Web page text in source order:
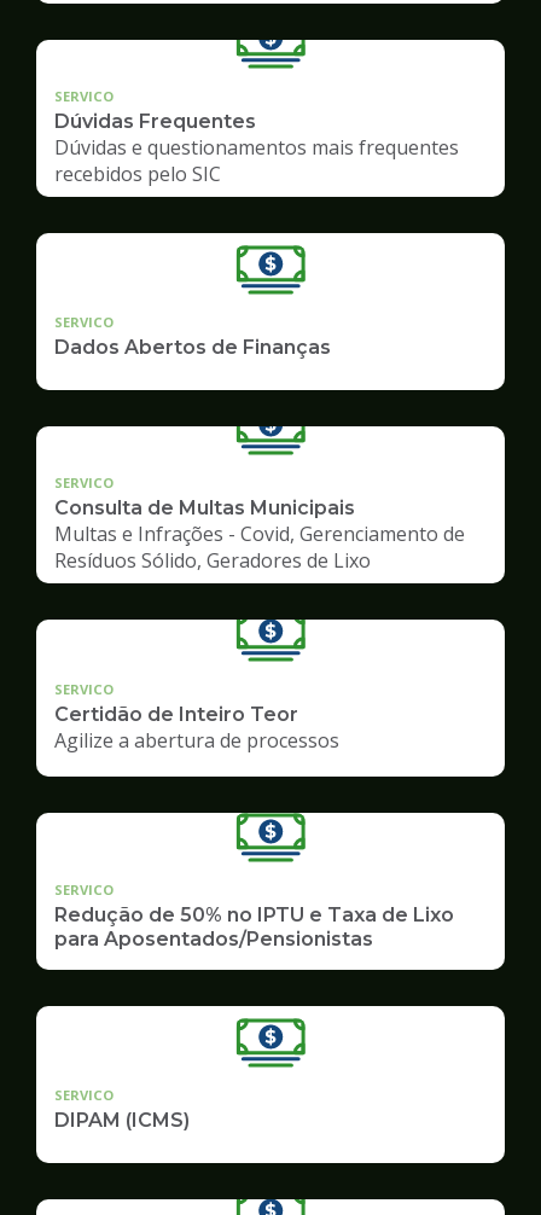
SERVICO
Dúvidas Frequentes
Dúvidas e questionamentos mais frequentes
recebidos pelo SIC
SERVICO
Dados Abertos de Finanças
SERVICO
Consulta de Multas Municipais
Multas e Infrações - Covid, Gerenciamento de
Resíduos Sólido, Geradores de Lixo
SERVICO
Certidão de Inteiro Teor
Agilize a abertura de processos
SERVICO
Redução de 50% no IPTU e Taxa de Lixo
para Aposentados/Pensionistas
SERVICO
DIPAM (ICMS)